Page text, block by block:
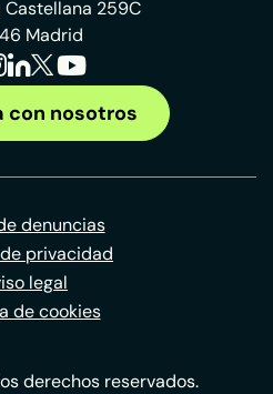
Castellana 259C
Madrid
con nosotros
denuncias
privacidad
legal
de cookies
derechos reservados.